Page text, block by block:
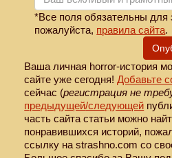
*Все поля обязательны
пожалуйста, правила сайта.
Ваша личная horror-история
сайте уже сегодня!Добавьте
сейчас (регистрация не
предыдущей/следующей
часть сайта статьи можно
понравившихся историй,
ссылку на strashno.com со